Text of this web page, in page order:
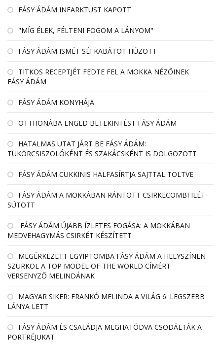
FÁSY ÁDÁM INFARKTUST KAPOTT
"MÍG ÉLEK, FÉLTENI FOGOM A LÁNYOM"
FÁSY ÁDÁM ISMÉT SÉFKABÁTOT HÚZOTT
TITKOS RECEPTJÉT FEDTE FEL A MOKKA NÉZŐINEK
FÁSY ÁDÁM
FÁSY ÁDÁM KONYHÁJA
OTTHONÁBA ENGED BETEKINTÉST FÁSY ÁDÁM
HATALMAS UTAT JÁRT BE FÁSY ÁDÁM:
TÜKÖRCSISZOLÓKÉNT ÉS SZAKÁCSKÉNT IS DOLGOZOTT
FÁSY ÁDÁM CUKKINIS HALFASÍRTJA SAJTTAL TÖLTVE
FÁSY ÁDÁM A MOKKÁBAN RÁNTOTT CSIRKECOMBFILÉT
SÜTÖTT
FÁSY ÁDÁM ÚJABB ÍZLETES FOGÁSA: A MOKKÁBAN
MEDVEHAGYMÁS CSIRKÉT KÉSZÍTETT
MEGÉRKEZETT EGYIPTOMBA FÁSY ÁDÁM A HELYSZÍNEN
SZURKOL A TOP MODEL OF THE WORLD CÍMÉRT
VERSENYZŐ MELINDÁNAK
MAGYAR SIKER: FRANKÓ MELINDA A VILÁG 6. LEGSZEBB
LÁNYA LETT
FÁSY ÁDÁM ÉS CSALÁDJA MEGHATÓDVA CSODÁLTÁK A
PORTRÉJUKAT